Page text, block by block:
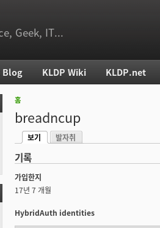
Geek, IT...
현재 위치
홈
breadncup
기본탭
보기
발자취
기록
가입한지
17년 7 개월
HybridAuth identities
Blog KLDP Wiki KLDP.net